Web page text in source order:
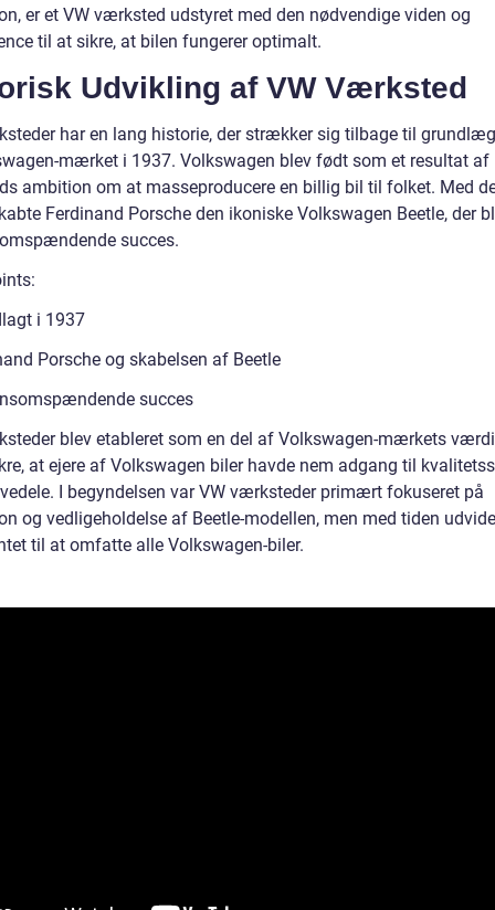
er et VW værksted udstyret med den nødvendige viden og
til at sikre, at bilen fungerer optimalt.
Udvikling af VW Værksted
har en lang historie, der strækker sig tilbage til
mærket i 1937. Volkswagen blev født som et resultat af
ambition om at masseproducere en billig bil til folket. Med
Ferdinand Porsche den ikoniske Volkswagen Beetle, der
succes.
i 1937
Porsche og skabelsen af Beetle
succes
blev etableret som en del af Volkswagen-mærkets
at ejere af Volkswagen biler havde nem adgang til
I begyndelsen var VW værksteder primært fokuseret på
og vedligeholdelse af Beetle-modellen, men med tiden
til at omfatte alle Volkswagen-biler.